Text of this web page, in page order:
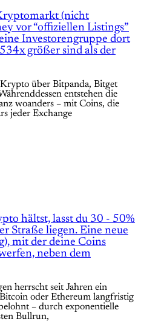
(nicht
vor “offiziellen Listings”
Investorengruppe dort
größer sind als der
über Bitpanda, Bitget
entstehen die
woanders – mit Coins, die
jeder Exchange
hältst, lasst du 30 - 50%
Straße liegen. Eine neue
mit der deine Coins
neben dem
herrscht seit Jahren ein
oder Ethereum langfristig
– durch exponentielle
Bullrun,